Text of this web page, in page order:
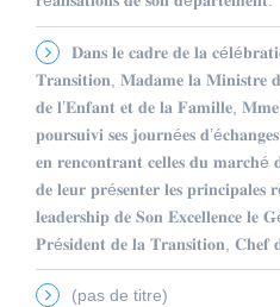
𝐃𝐚𝐧𝐬 𝐥𝐞 𝐜𝐚𝐝𝐫𝐞 𝐝𝐞 𝐥𝐚
𝐓𝐫𝐚𝐧𝐬𝐢𝐭𝐢𝐨𝐧, 𝐌𝐚𝐝𝐚𝐦𝐞 𝐥𝐚 𝐌𝐢𝐧𝐢𝐬𝐭𝐫𝐞
𝐝𝐞 𝐥’𝐄𝐧𝐟𝐚𝐧𝐭 𝐞𝐭 𝐝𝐞 𝐥𝐚 𝐅𝐚𝐦𝐢𝐥𝐥𝐞,
𝐩𝐨𝐮𝐫𝐬𝐮𝐢𝐯𝐢 𝐬𝐞𝐬 𝐣𝐨𝐮𝐫𝐧é𝐞𝐬
𝐞𝐧 𝐫𝐞𝐧𝐜𝐨𝐧𝐭𝐫𝐚𝐧𝐭 𝐜𝐞𝐥𝐥𝐞𝐬 𝐝𝐮 𝐦𝐚𝐫𝐜𝐡é
𝐝𝐞 𝐥𝐞𝐮𝐫 𝐩𝐫é𝐬𝐞𝐧𝐭𝐞𝐫 𝐥𝐞𝐬 𝐩𝐫𝐢𝐧𝐜𝐢𝐩𝐚𝐥𝐞𝐬
𝐥𝐞𝐚𝐝𝐞𝐫𝐬𝐡𝐢𝐩 𝐝𝐞 𝐒𝐨𝐧 𝐄𝐱𝐜𝐞𝐥𝐥𝐞𝐧𝐜𝐞 𝐥𝐞
𝐏𝐫é𝐬𝐢𝐝𝐞𝐧𝐭 𝐝𝐞 𝐥𝐚 𝐓𝐫𝐚𝐧𝐬𝐢𝐭𝐢𝐨𝐧, 𝐂𝐡𝐞𝐟
(pas de titre)